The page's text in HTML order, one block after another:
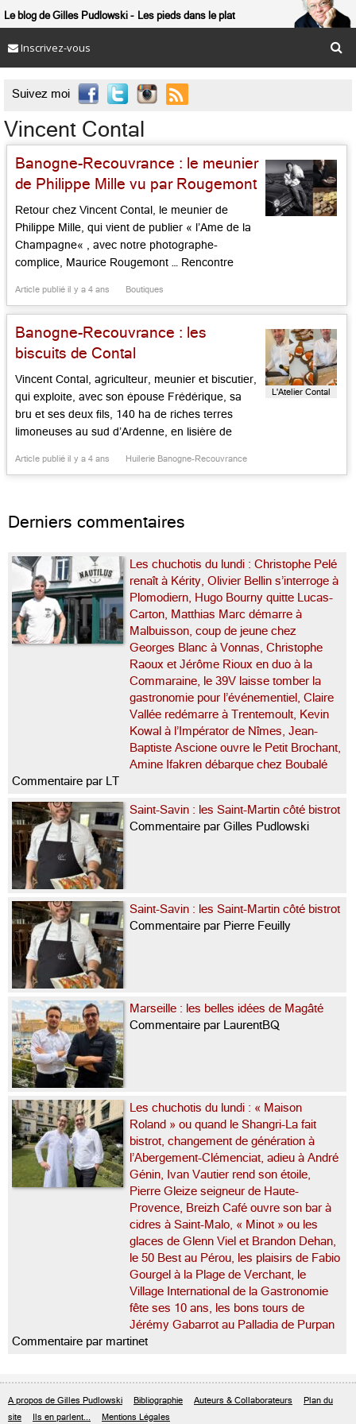
Le blog de Gilles Pudlowski Les pieds dans le plat
Inscrivez-vous
Suivez moi 
Vincent Contal
Banogne-Recouvrance : le meunier
de Philippe Mille vu par Rougemont
Retour chez Vincent Contal, le meunier de
Philippe Mille, qui vient de publier « l’Ame de la
Champagne« , avec notre photographe-
complice, Maurice Rougemont … Rencontre
meunier à Banogne-Recouvrance. Sa farine est
tellement bonne que Philippe Mille, le chef des
Crayères à Reims, vient s’approvisionner chez
lui ! Parfois, il fait […]...
Article publié il y a 4 ans Boutiques
Banogne-Recouvrance : les
biscuits de Contal
Vincent Contal, agriculteur, meunier et biscutier,
qui exploite, avec son épouse Frédérique, sa
bru et ses deux fils, 140 ha de riches terres
limoneuses au sud d’Ardenne, en lisière de
céréales et légumineuses. Il fait goûter dans sa
Article publié il y a 4 ans Huilerie Banogne-Recouvrance
L'Atelier Contal
Derniers commentaires
Les chuchotis du lundi : Christophe Pelé
renaît à Kérity, Olivier Bellin s’interroge à
Plomodiern, Hugo Bourny quitte Lucas-
Carton, Matthias Marc démarre à
Malbuisson, coup de jeune chez
Georges Blanc à Vonnas, Christophe
Raoux et Jérôme Rioux en duo à la
Commaraine, le 39V laisse tomber la
gastronomie pour l’événementiel, Claire
Vallée redémarre à Trentemoult, Kevin
Kowal à l’Impérator de Nîmes, Jean-
Baptiste Ascione ouvre le Petit Brochant,
Amine Ifakren débarque chez Boubalé
Commentaire par LT
Saint-Savin : les Saint-Martin côté bistrot
Commentaire par Gilles Pudlowski
Saint-Savin : les Saint-Martin côté bistrot
Commentaire par Pierre Feuilly
Marseille : les belles idées de Magâté
Commentaire par LaurentBQ
Les chuchotis du lundi : « Maison
Roland » ou quand le Shangri-La fait
bistrot, changement de génération à
l’Abergement-Clémenciat, adieu à André
Génin, Ivan Vautier rend son étoile,
Pierre Gleize seigneur de Haute-
Provence, Breizh Café ouvre son bar à
cidres à Saint-Malo, « Minot » ou les
glaces de Glenn Viel et Brandon Dehan,
le 50 Best au Pérou, les plaisirs de Fabio
Gourgel à la Plage de Verchant, le
Village International de la Gastronomie
fête ses 10 ans, les bons tours de
Jérémy Gabarrot au Palladia de Purpan
Commentaire par martinet
A propos de Gilles Pudlowski Bibliographie Auteurs & Collaborateurs
Plan du
site
Ils en parlent... Mentions Légales